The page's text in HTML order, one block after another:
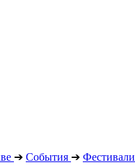
➔ События ➔ Фестивали